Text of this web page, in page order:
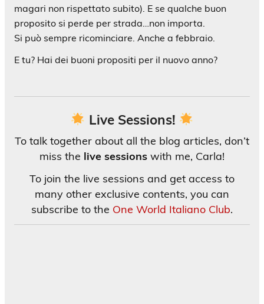
magari non rispettato subito). E se qualche buon
proposito si perde per strada…non importa.
Si può sempre ricominciare. Anche a febbraio.
E tu? Hai dei buoni propositi per il nuovo anno?
Live Sessions!
To talk together about all the blog articles, don’t
miss the live sessions with me, Carla!
To join the live sessions and get access to
many other exclusive contents, you can
subscribe to the One World Italiano Club.